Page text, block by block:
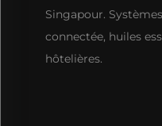
Singapour.
connectée, huiles
hôtelières.